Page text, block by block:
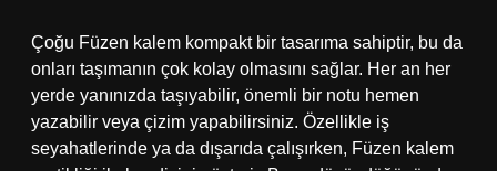
Çoğu Füzen kalem kompakt bir tasarıma sahiptir, bu da
onları taşımanın çok kolay olmasını sağlar. Her an her
yerde yanınızda taşıyabilir, önemli bir notu hemen
yazabilir veya çizim yapabilirsiniz. Özellikle iş
seyahatlerinde ya da dışarıda çalışırken, Füzen kalem